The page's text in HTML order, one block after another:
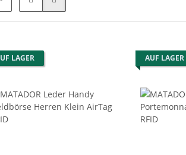
LAGER AUF LAGER